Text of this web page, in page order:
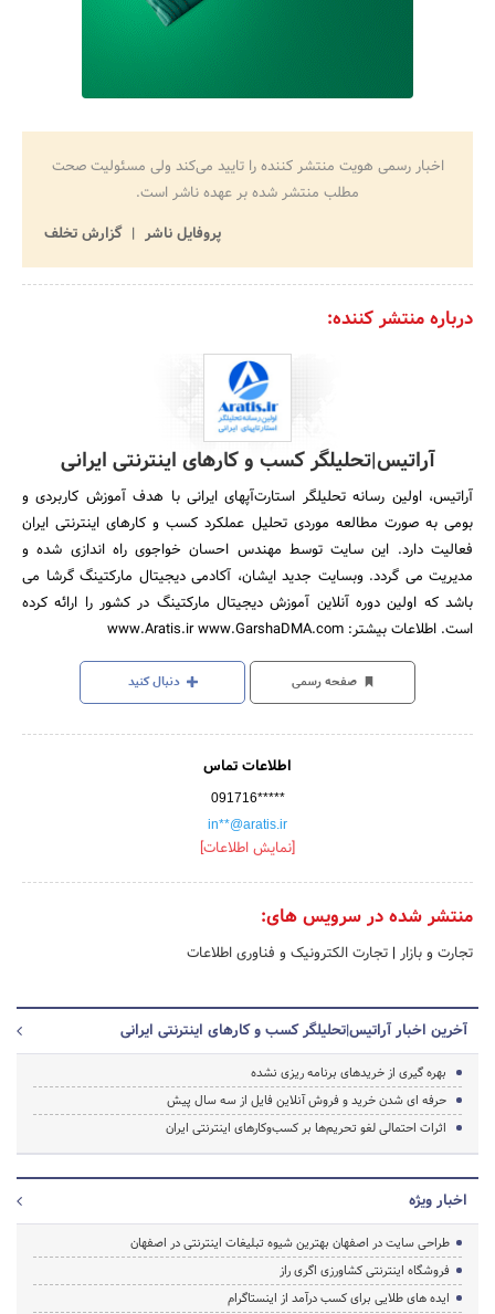
اخبار رسمی هویت منتشر کننده را تایید می‌کند ولی مسئولیت صحت
مطلب منتشر شده بر عهده ناشر است.
پروفایل ناشر
گزارش تخلف
درباره منتشر کننده:
آراتیس|تحلیلگر کسب و کارهای اینترنتی ایرانی
آراتیس، اولین رسانه تحلیلگر استارت‌آپهای ایرانی با هدف آموزش کاربردی و
بومی به صورت مطالعه موردی تحلیل عملکرد کسب و کارهای اینترنتی ایران
فعالیت دارد. این سایت توسط مهندس احسان خواجوی راه اندازی شده و
مدیریت می گردد. وبسایت جدید ایشان، آکادمی دیجیتال مارکتینگ گرشا می
باشد که اولین دوره آنلاین آموزش دیجیتال مارکتینگ در کشور را ارائه کرده
است. اطلاعات بیشتر: www.Aratis.ir www.GarshaDMA.com
صفحه رسمی دنبال کنید
اطلاعات تماس
091716*****
in**@aratis.ir
[نمایش اطلاعات]
منتشر شده در سرویس های:
تجارت و بازار | تجارت الکترونیک و فناوری اطلاعات
آخرین اخبار آراتیس|تحلیلگر کسب و کارهای اینترنتی ایرانی
بهره گیری از خریدهای برنامه ریزی نشده
حرفه ای شدن خرید و فروش آنلاین فایل از سه سال پیش
اثرات احتمالی لغو تحریم‌ها بر کسب‌وکارهای اینترنتی ایران
اخبار ویژه
طراحی سایت در اصفهان بهترین شیوه تبلیغات اینترنتی در اصفهان
فروشگاه اینترنتی کشاورزی اگری راز
ایده های طلایی برای کسب درآمد از اینستاگرام